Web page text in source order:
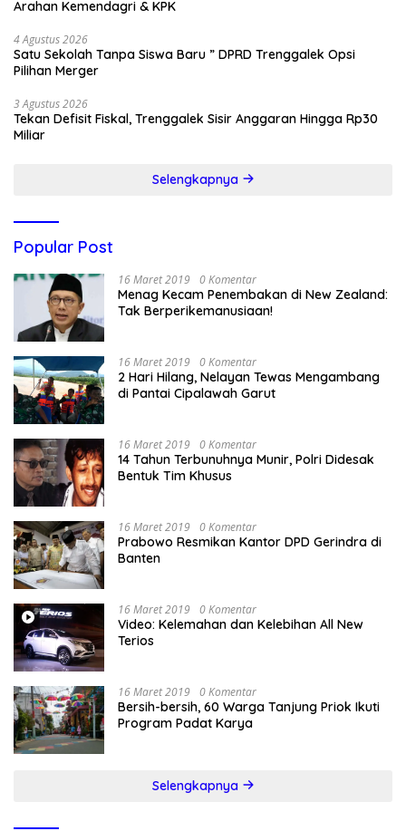
Arahan Kemendagri & KPK
4 Agustus 2026
Satu Sekolah Tanpa Siswa Baru ” DPRD Trenggalek Opsi
Pilihan Merger
3 Agustus 2026
Tekan Defisit Fiskal, Trenggalek Sisir Anggaran Hingga Rp30
Miliar
Selengkapnya
Popular Post
16 Maret 2019 0 Komentar
Menag Kecam Penembakan di New Zealand:
Tak Berperikemanusiaan!
16 Maret 2019 0 Komentar
2 Hari Hilang, Nelayan Tewas Mengambang
di Pantai Cipalawah Garut
16 Maret 2019 0 Komentar
14 Tahun Terbunuhnya Munir, Polri Didesak
Bentuk Tim Khusus
16 Maret 2019 0 Komentar
Prabowo Resmikan Kantor DPD Gerindra di
Banten
16 Maret 2019 0 Komentar
Video: Kelemahan dan Kelebihan All New
Terios
16 Maret 2019 0 Komentar
Bersih-bersih, 60 Warga Tanjung Priok Ikuti
Program Padat Karya
Selengkapnya